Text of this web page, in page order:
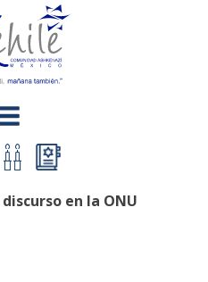
en la ONU